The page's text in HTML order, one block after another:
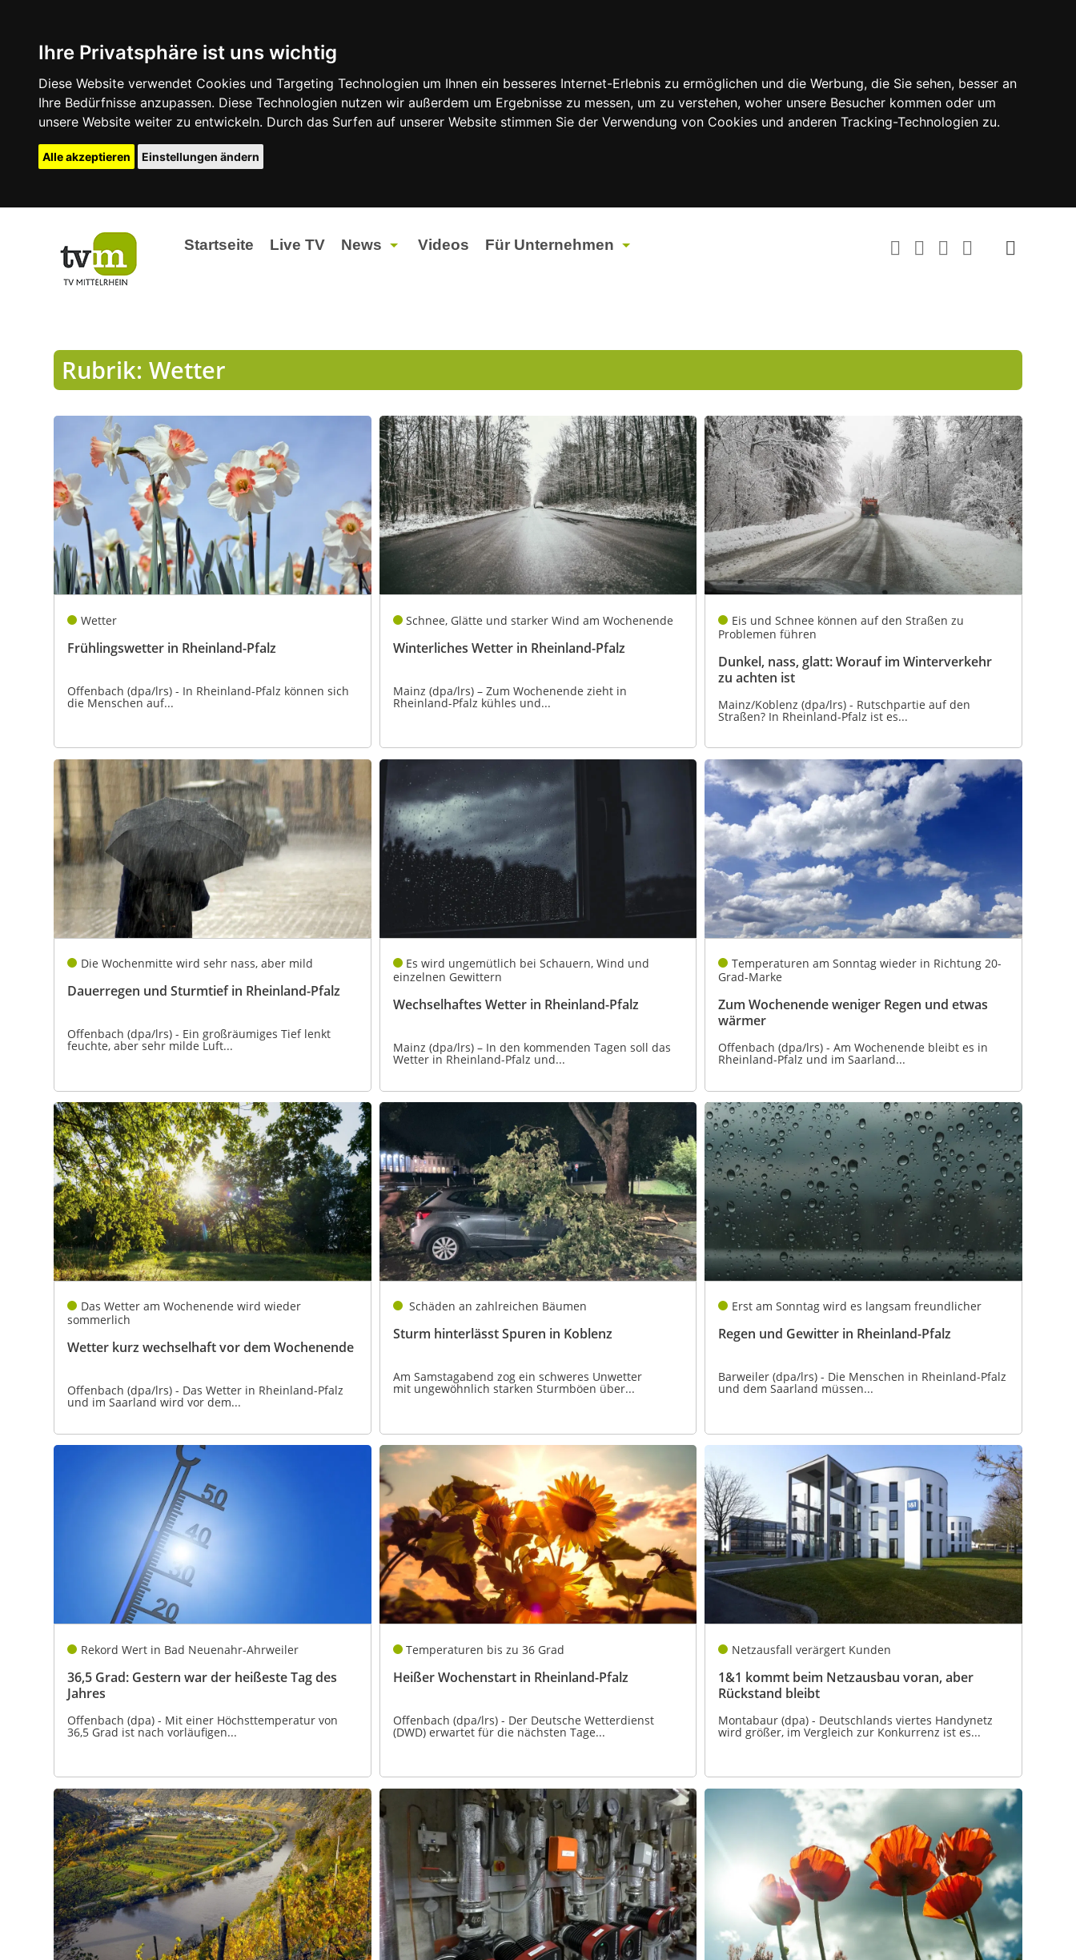
Ihre Privatsphäre ist uns wichtig
Diese Website verwendet Cookies und Targeting Technologien um Ihnen ein besseres Internet-Erlebnis zu ermöglichen und die Werbung, die Sie sehen, besser an
Ihre Bedürfnisse anzupassen. Diese Technologien nutzen wir außerdem um Ergebnisse zu messen, um zu verstehen, woher unsere Besucher kommen oder um
unsere Website weiter zu entwickeln. Durch das Surfen auf unserer Website stimmen Sie der Verwendung von Cookies und anderen Tracking-Technologien zu.
Alle akzeptieren Einstellungen ändern
Startseite Live TV News
Landtagswahlen 2026
Lokales
Partner Content
Videos Für Unternehmen
Rubrik: Wetter
Wetter
Frühlingswetter in Rheinland-Pfalz
Offenbach (dpa/lrs) - In Rheinland-Pfalz können sich
die Menschen auf...
Schnee, Glätte und starker Wind am Wochenende
Winterliches Wetter in Rheinland-Pfalz
Mainz (dpa/lrs) – Zum Wochenende zieht in
Rheinland-Pfalz kühles und...
Eis und Schnee können auf den Straßen zu
Problemen führen
Dunkel, nass, glatt: Worauf im Winterverkehr
zu achten ist
Mainz/Koblenz (dpa/lrs) - Rutschpartie auf den
Straßen? In Rheinland-Pfalz ist es...
Die Wochenmitte wird sehr nass, aber mild
Dauerregen und Sturmtief in Rheinland-Pfalz
Offenbach (dpa/lrs) - Ein großräumiges Tief lenkt
feuchte, aber sehr milde Luft...
Es wird ungemütlich bei Schauern, Wind und
einzelnen Gewittern
Wechselhaftes Wetter in Rheinland-Pfalz
Mainz (dpa/lrs) – In den kommenden Tagen soll das
Wetter in Rheinland-Pfalz und...
Temperaturen am Sonntag wieder in Richtung 20-
Grad-Marke
Zum Wochenende weniger Regen und etwas
wärmer
Offenbach (dpa/lrs) - Am Wochenende bleibt es in
Rheinland-Pfalz und im Saarland...
Das Wetter am Wochenende wird wieder
sommerlich
Wetter kurz wechselhaft vor dem Wochenende
Offenbach (dpa/lrs) - Das Wetter in Rheinland-Pfalz
und im Saarland wird vor dem...
Schäden an zahlreichen Bäumen
Sturm hinterlässt Spuren in Koblenz
Am Samstagabend zog ein schweres Unwetter
mit ungewöhnlich starken Sturmböen über...
Erst am Sonntag wird es langsam freundlicher
Regen und Gewitter in Rheinland-Pfalz
Barweiler (dpa/lrs) - Die Menschen in Rheinland-Pfalz
und dem Saarland müssen...
Rekord Wert in Bad Neuenahr-Ahrweiler
36,5 Grad: Gestern war der heißeste Tag des
Jahres
Offenbach (dpa) - Mit einer Höchsttemperatur von
36,5 Grad ist nach vorläufigen...
Temperaturen bis zu 36 Grad
Heißer Wochenstart in Rheinland-Pfalz
Offenbach (dpa/lrs) - Der Deutsche Wetterdienst
(DWD) erwartet für die nächsten Tage...
Netzausfall verärgert Kunden
1&1 kommt beim Netzausbau voran, aber
Rückstand bleibt
Montabaur (dpa) - Deutschlands viertes Handynetz
wird größer, im Vergleich zur Konkurrenz ist es...